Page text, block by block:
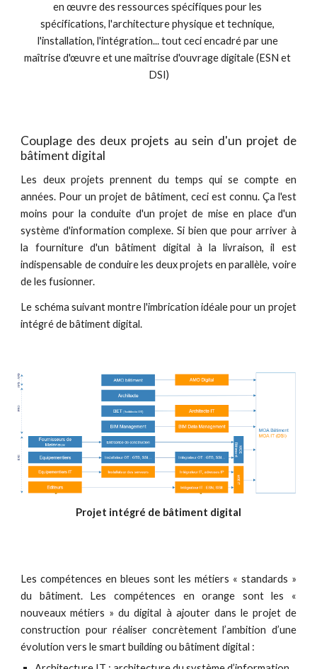
en œuvre des ressources spécifiques pour les
spécifications, l'architecture physique et technique,
l'installation, l'intégration... tout ceci encadré par une
maîtrise d'œuvre et une maîtrise d'ouvrage digitale (ESN et
DSI)
Couplage des deux projets au sein d'un projet de
bâtiment digital
Les deux projets prennent du temps qui se compte en
années. Pour un projet de bâtiment, ceci est connu. Ça l'est
moins pour la conduite d'un projet de mise en place d'un
système d'information complexe. Si bien que pour arriver à
la fourniture d'un bâtiment digital à la livraison, il est
indispensable de conduire les deux projets en parallèle, voire
de les fusionner.
Le schéma suivant montre l'imbrication idéale pour un projet
intégré de bâtiment digital.
Projet intégré de bâtiment digital
Les compétences en bleues sont les métiers « standards »
du bâtiment. Les compétences en orange sont les «
nouveaux métiers » du digital à ajouter dans le projet de
construction pour réaliser concrètement l’ambition d’une
évolution vers le smart building ou bâtiment digital :